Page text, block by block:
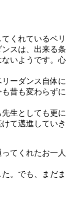
くれているベリ
スは、出来る条
いようです。心
ーダンス自体に
昔も変わらずに
生としても更に
て邁進していき
てくれたお一人
。でも、まだま